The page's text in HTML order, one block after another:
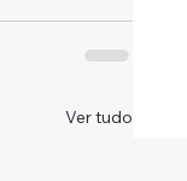
Ver tudo